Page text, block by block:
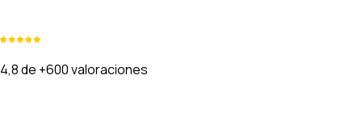
4,8 de +600 valoraciones